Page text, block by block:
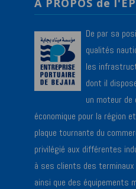
De par sa
qualités
les
dont il
un moteur de
économique pour la région
plaque tournante du
privilégié aux différentes
à ses clients des
ainsi que des équipements